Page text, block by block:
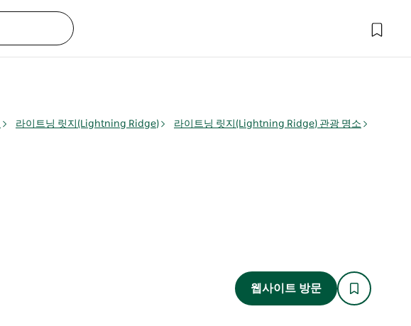
라이트닝 릿지(Lightning Ridge)
라이트닝 릿지(Lightning Ridge) 관광 명소
웹사이트 방문